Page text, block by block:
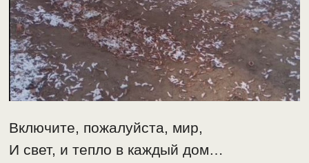
Включите, пожалуйста, мир,
И свет, и тепло в каждый дом…